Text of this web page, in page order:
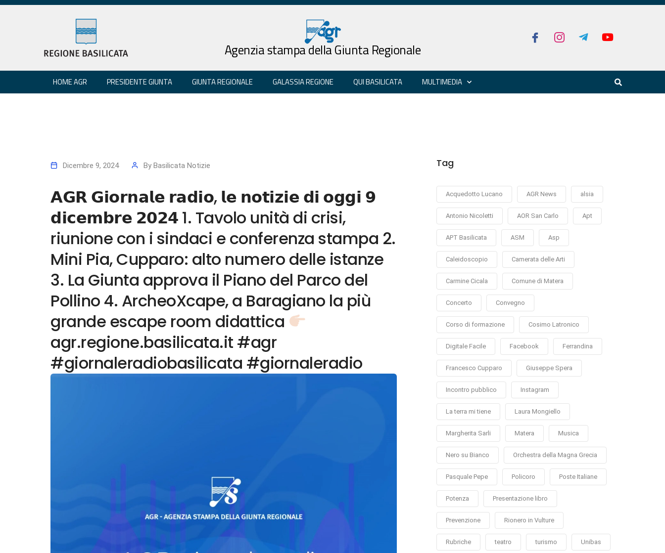
Agenzia stampa della Giunta Regionale
HOME AGR PRESIDENTE GIUNTA GIUNTA REGIONALE GALASSIA REGIONE QUI BASILICATA MULTIMEDIA
Dicembre 9, 2024 By Basilicata Notizie
𝗔𝗚𝗥 𝗚𝗶𝗼𝗿𝗻𝗮𝗹𝗲 𝗿𝗮𝗱𝗶𝗼, 𝗹𝗲 𝗻𝗼𝘁𝗶𝘇𝗶𝗲 𝗱𝗶 𝗼𝗴𝗴𝗶 𝟵
𝗱𝗶𝗰𝗲𝗺𝗯𝗿𝗲 𝟮𝟬𝟮𝟰 1. Tavolo unità di crisi,
riunione con i sindaci e conferenza stampa 2.
Mini Pia, Cupparo: alto numero delle istanze
3. La Giunta approva il Piano del Parco del
Pollino 4. ArcheoXcape, a Baragiano la più
grande escape room didattica
agr.regione.basilicata.it #agr
#giornaleradiobasilicata #giornaleradio
Tag
Acquedotto Lucano AGR News alsia
Antonio Nicoletti AOR San Carlo Apt
APT Basilicata ASM Asp
Caleidoscopio Camerata delle Arti
Carmine Cicala Comune di Matera
Concerto Convegno
Corso di formazione Cosimo Latronico
Digitale Facile Facebook Ferrandina
Francesco Cupparo Giuseppe Spera
Incontro pubblico Instagram
La terra mi tiene Laura Mongiello
Margherita Sarli Matera Musica
Nero su Bianco Orchestra della Magna Grecia
Pasquale Pepe Policoro Poste Italiane
Potenza Presentazione libro
Prevenzione Rionero in Vulture
Rubriche teatro turismo Unibas